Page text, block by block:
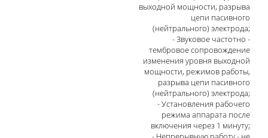
выходной мощности, разрыва
цепи пасивного
(нейтрального) электрода;
- Звуковое частотно -
тембровое сопровождение
изменения уровня выходной
мощности, режимов работы,
разрыва цепи пасивного
(нейтрального) электрода;
- Установления рабочего
режима аппарата после
включения через 1 минуту;